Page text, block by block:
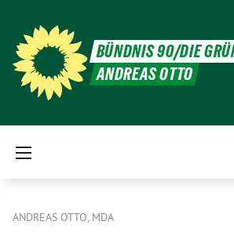
BÜNDNIS 90/DIE
ANDREAS OTTO
ANDREAS OTTO, MDA